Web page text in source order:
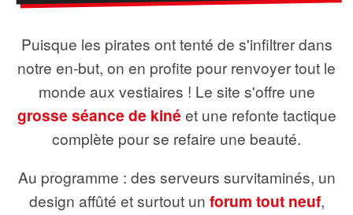
Puisque les pirates ont tenté de s'infiltrer dans
notre en-but, on en profite pour renvoyer tout le
monde aux vestiaires ! Le site s'offre une
grosse séance de kiné et une refonte tactique
complète pour se refaire une beauté.
Au programme : des serveurs survitaminés, un
design affûté et surtout un forum tout neuf,